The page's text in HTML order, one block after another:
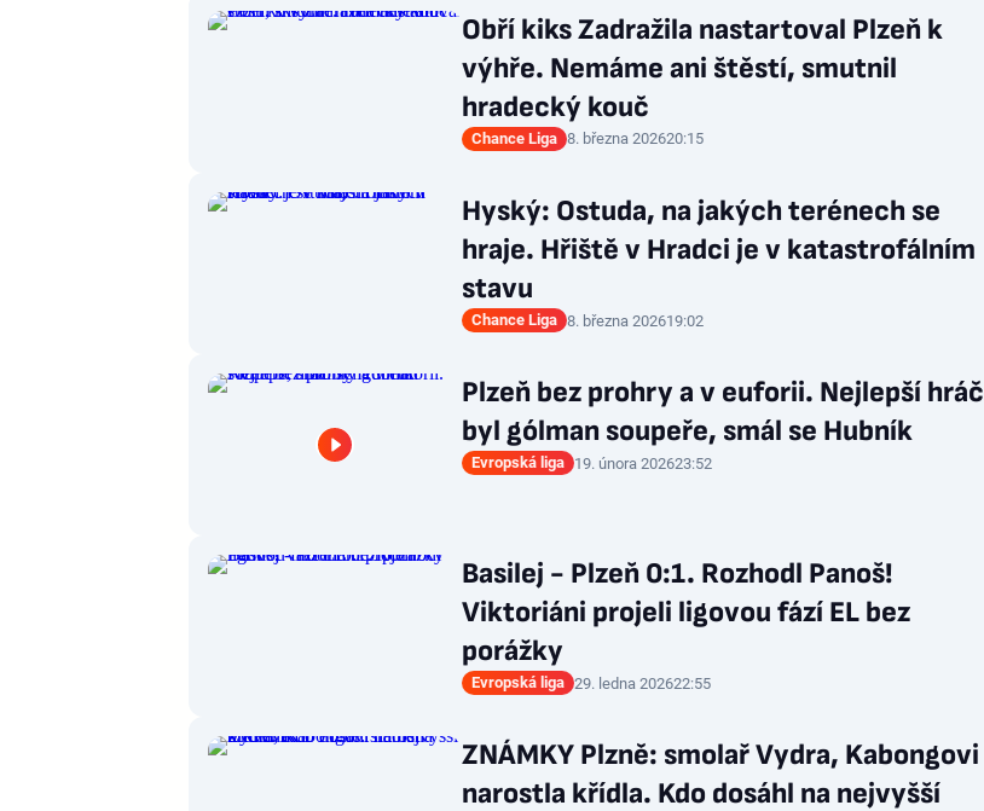
Obří kiks Zadražila nastartoval Plzeň k
výhře. Nemáme ani štěstí, smutnil
hradecký kouč
Chance Liga 8. března 202620:15
Hyský: Ostuda, na jakých terénech se
hraje. Hřiště v Hradci je v katastrofálním
stavu
Chance Liga 8. března 202619:02
Plzeň bez prohry a v euforii. Nejlepší hráč
byl gólman soupeře, smál se Hubník
Evropská liga 19. února 202623:52
Basilej - Plzeň 0:1. Rozhodl Panoš!
Viktoriáni projeli ligovou fází EL bez
porážky
Evropská liga 29. ledna 202622:55
ZNÁMKY Plzně: smolař Vydra, Kabongovi
narostla křídla. Kdo dosáhl na nejvyšší